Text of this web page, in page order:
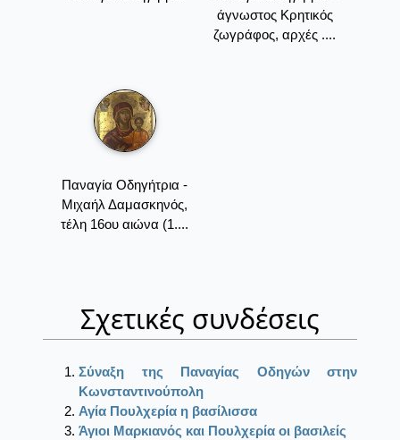
άγνωστος Κρητικός
ζωγράφος, αρχές ....
Παναγία Οδηγήτρια -
Μιχαήλ Δαμασκηνός,
τέλη 16ου αιώνα (1....
Σχετικές συνδέσεις
Σύναξη της Παναγίας Οδηγών στην
Κωνσταντινούπολη
Αγία Πουλχερία η βασίλισσα
Άγιοι Μαρκιανός και Πουλχερία οι βασιλείς